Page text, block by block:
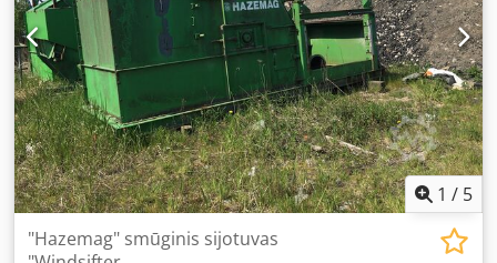
1 / 5
"Hazemag" smūginis sijotuvas